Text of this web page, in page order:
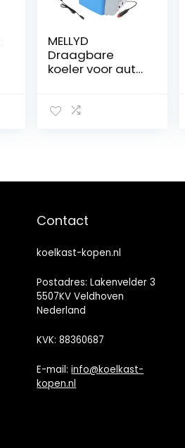
MELLYD
Draagbare
koeler voor auto,
koeler, met
koelkast
Contact
koelkast-kopen.nl
Postadres: Lakenvelder 3
5507KV Veldhoven
Nederland
KVK: 88360687
E-mail:info@koelkast-
kopen.nl